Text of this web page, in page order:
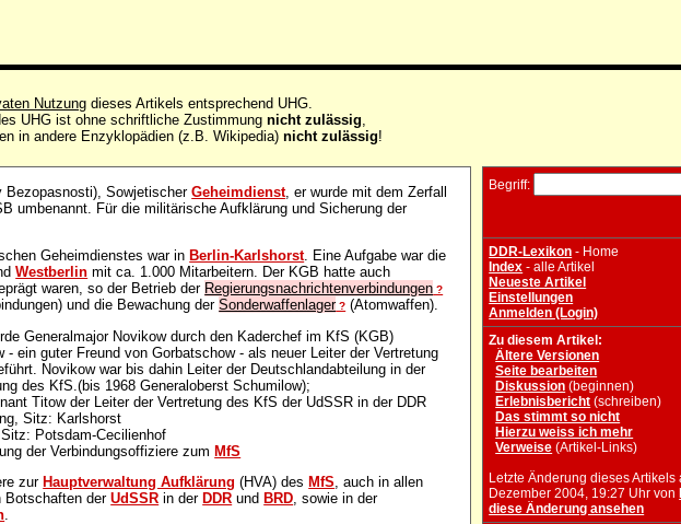
Nutzung dieses Artikels entsprechend UHG.
UHG ist ohne schriftliche Zustimmungnicht zulässig
in andere Enzyklopädien (z.B. Wikipedia)nicht zulässig!
Bezopasnosti), SowjetischerGeheimdienst, er wurde mit dem Zerfall
umbenannt. Für die militärische Aufklärung und Sicherung der
Geheimdienstes war in Berlin-Karlshorst. Eine Aufgabe war die
Westberlin mit ca. 1.000 Mitarbeitern. Der KGB hatte auch
waren, so der Betrieb der Regierungsnachrichtenverbindungen ?
und die Bewachung derSonderwaffenlager? (Atomwaffen).
Generalmajor Novikow durch den Kaderchef im KfS (KGB)
- ein guter Freund von Gorbatschow - als neuer Leiter der Vertretung
Novikow war bis dahin Leiter der Deutschlandabteilung in der
des KfS.(bis 1968 Generaloberst Schumilow);
Titow der Leiter der Vertretung des KfS der UdSSR in der DDR
Sitz: Karlshorst
Potsdam-Cecilienhof
der Verbindungsoffiziere zumMfS
zur Hauptverwaltung Aufklärung (HVA) des MfS , auch in allen
Botschaften derUdSSR in der DDR und BRD , sowie in der
Begriff:
DDR-Lexikon - Home
Index - alle Artikel
Neueste Artikel
Einstellungen
Anmelden (Login)
Zu diesem Artikel:
Ältere Versionen
Seite bearbeiten
Diskussion (beginnen)
Erlebnisbericht (schreiben)
Das stimmt so nicht
Hierzu weiss ich mehr
Verweise (Artikel-Links)
Letzte Änderung dieses Artikels
Dezember 2004, 19:27 Uhr von
diese Änderung ansehen